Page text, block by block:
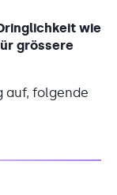
wie
grössere
auf, folgende